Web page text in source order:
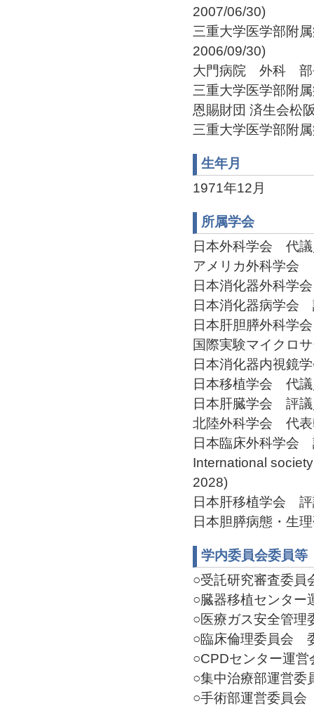
2007/06/30)
三重大学医学部附
2006/09/30)
大門病院 外科 部
三重大学医学部附
恩賜財団 済生会
三重大学医学部附
生年月
1971年12月
所属学会
日本外科学会 代
アメリカ外科学会
日本消化器外科学
日本消化器病学会
日本肝胆膵外科学
国際実験マイクロ
日本消化器内視鏡
日本移植学会 代
日本肝臓学会 評
北陸外科学会 代表
日本臨床外科学会
International
2028)
日本肝移植学会
日本胆膵病態・生
学内委員会委員等
○受託研究審査委
○臓器移植センタ
○医療ガス安全管
○臨床倫理委員会
○CPDセンター運
○集中治療部運営
○手術部運営委員